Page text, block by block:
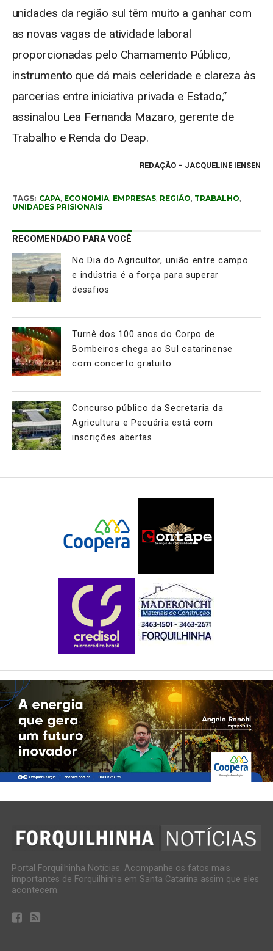
unidades da região sul têm muito a ganhar com
as novas vagas de atividade laboral
proporcionadas pelo Chamamento Público,
instrumento que dá mais celeridade e clareza às
parcerias entre iniciativa privada e Estado,”
assinalou Lea Fernanda Mazaro, gerente de
Trabalho e Renda do Deap.
REDAÇÃO – JACQUELINE IENSEN
TAGS: CAPA, ECONOMIA, EMPRESAS, REGIÃO TRABALHO
UNIDADES PRISIONAIS
RECOMENDADO PARA VOCÊ
No Dia do Agricultor, união entre campo
e indústria é a força para superar
desafios
Turnê dos 100 anos do Corpo de
Bombeiros chega ao Sul catarinense
com concerto gratuito
Concurso público da Secretaria da
Agricultura e Pecuária está com
inscrições abertas
Portal Forquilhinha Notícias. Acompanhe os fatos mais
importantes de Forquilhinha em Santa Catarina assim que eles
acontecem.